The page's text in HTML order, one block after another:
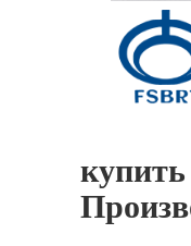
Новости